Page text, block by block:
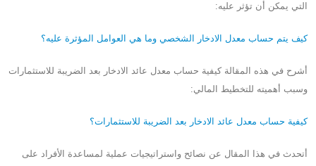
التي يمكن أن تؤثر عليه:
كيف يتم حساب معدل الادخار الشخصي وما هي العوامل المؤثرة عليه؟
أشرح في هذه المقالة كيفية حساب معدل عائد الادخار بعد الضريبة للاستثمارات
وسبب أهميته للتخطيط المالي:
كيفية حساب معدل عائد الادخار بعد الضريبة للاستثمارات؟
أتحدث في هذا المقال عن نصائح واستراتيجيات عملية لمساعدة الأفراد على